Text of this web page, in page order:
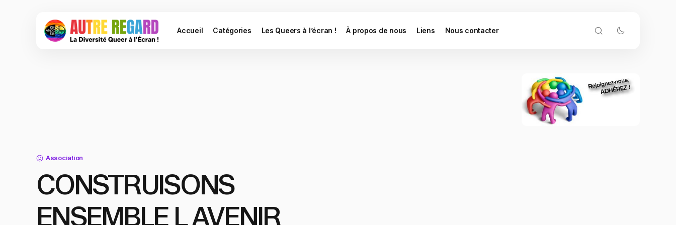
Accueil Catégories Les Queers à l’écran ! À propos de nous Liens Nous contacter
Association
CONSTRUISONS
ENSEMBLE L AVENIR